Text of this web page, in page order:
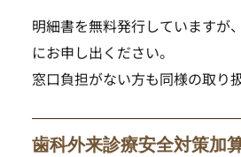
明細書を無料発行していますが
にお申し出ください。
窓口負担がない方も同様の取り
歯科外来診療安全対策加